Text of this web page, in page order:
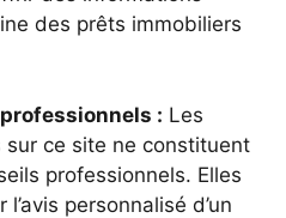
des prêts immobiliers
: Les
ce site ne constituent
professionnels. Elles
personnalisé d’un